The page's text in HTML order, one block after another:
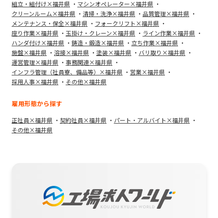
組立・組付け×福井県
マシンオペレーター×福井県
クリーンルーム×福井県
清掃・洗浄×福井県
品質管理×福井県
メンテナンス・保全×福井県
フォークリフト×福井県
座り作業×福井県
玉掛け・クレーン×福井県
ライン作業×福井県
ハンダ付け×福井県
鋳造・鍛造×福井県
立ち作業×福井県
施盤×福井県
溶接×福井県 塗装×福井県
バリ取り×福井県
運営管理×福井県
事務関連×福井県
インフラ管理（社員寮、備品等）×福井県
営業×福井県
採用人事×福井県
その他×福井県
雇用形態から探す
正社員×福井県 契約社員×福井県
パート・アルバイト×福井県
その他×福井県